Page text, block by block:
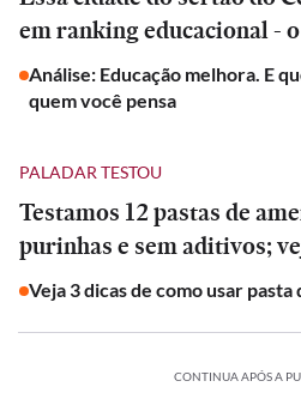
em ranking educacional -
Análise: Educação melhora. E
quem você pensa
PALADAR TESTOU
Testamos 12 pastas de
purinhas e sem aditivos;
Veja 3 dicas de como usar
CONTINUA APÓS A